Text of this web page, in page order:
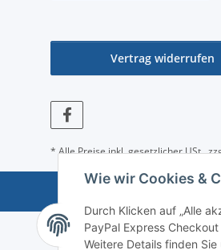
Wie wir Cookies &
Durch Klicken auf „Alle
PayPal Express
Weitere Details finden Sie
Vertrag widerrufen
* Alle Preise inkl. gesetzlicher USt.,